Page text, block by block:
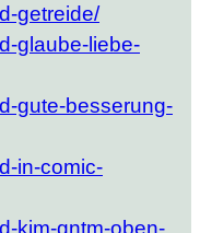
getreide/
glaube-liebe-
gute-besserung-
in-comic-
kim-gntm-oben-